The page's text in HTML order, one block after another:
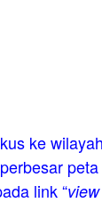
ke
link “